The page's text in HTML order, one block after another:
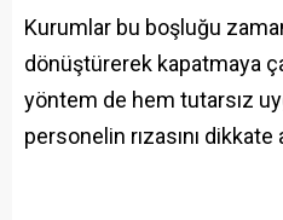
Kurumlar bu boşluğu
dönüştürerek kapatmaya
yöntem de hem tutarsız
personelin rızasını dikkate